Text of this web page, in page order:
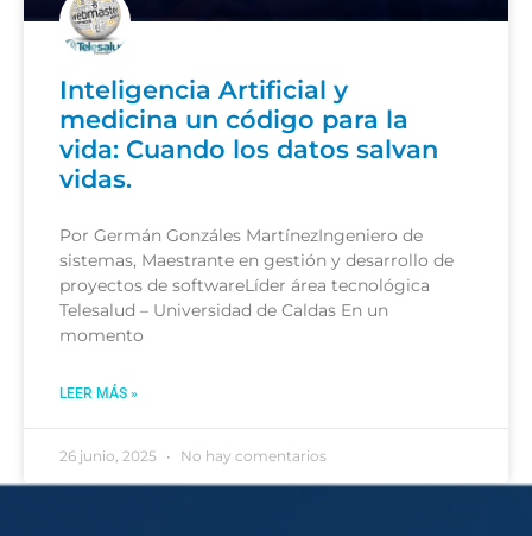
Inteligencia Artificial y
medicina un código para la
vida: Cuando los datos salvan
vidas.
Por Germán Gonzáles MartínezIngeniero de
sistemas, Maestrante en gestión y desarrollo de
proyectos de softwareLíder área tecnológica
Telesalud – Universidad de Caldas En un
momento
LEER MÁS »
26 junio, 2025 No hay comentarios